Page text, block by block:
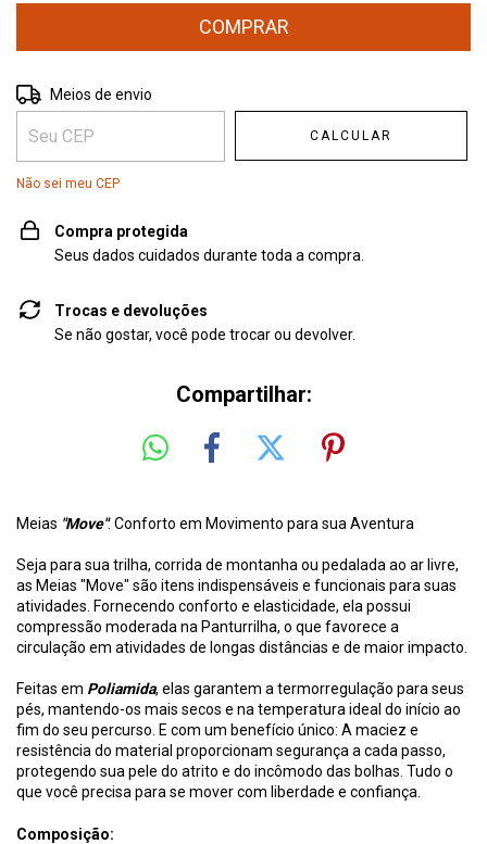
Entregas para o CEP:
Meios de envio
CALCULAR
Não sei meu CEP
Compra protegida
Seus dados cuidados durante toda a compra.
Trocas e devoluções
Se não gostar, você pode trocar ou devolver.
Compartilhar:
Meias "Move": Conforto em Movimento para sua Aventura
Seja para sua trilha, corrida de montanha ou pedalada ao ar livre,
as Meias "Move" são itens indispensáveis e funcionais para suas
atividades. Fornecendo conforto e elasticidade, ela possui
compressão moderada na Panturrilha, o que favorece a
circulação em atividades de longas distâncias e de maior impacto.
Feitas em Poliamida, elas garantem a termorregulação para seus
pés, mantendo-os mais secos e na temperatura ideal do início ao
fim do seu percurso. E com um benefício único: A maciez e
resistência do material proporcionam segurança a cada passo,
protegendo sua pele do atrito e do incômodo das bolhas. Tudo o
que você precisa para se mover com liberdade e confiança.
Composição: